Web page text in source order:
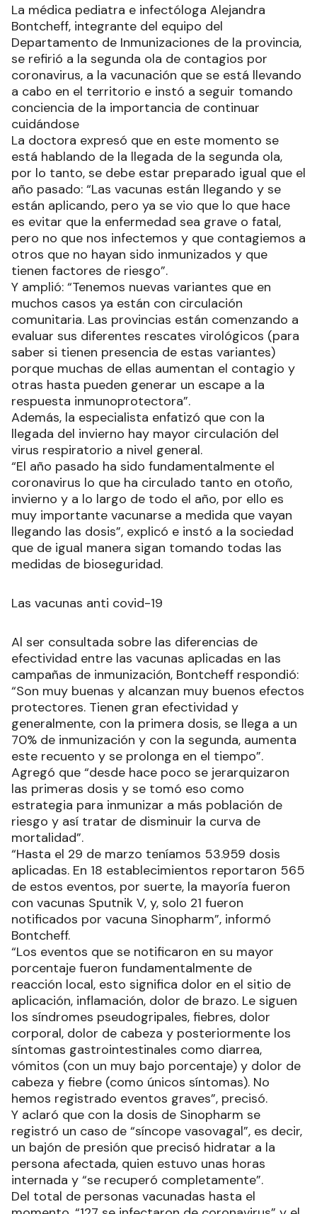
La médica pediatra e infectóloga Alejandra
Bontcheff, integrante del equipo del
Departamento de Inmunizaciones de la provincia,
se refirió a la segunda ola de contagios por
coronavirus, a la vacunación que se está llevando
a cabo en el territorio e instó a seguir tomando
conciencia de la importancia de continuar
cuidándose
La doctora expresó que en este momento se
está hablando de la llegada de la segunda ola,
por lo tanto, se debe estar preparado igual que el
año pasado: “Las vacunas están llegando y se
están aplicando, pero ya se vio que lo que hace
es evitar que la enfermedad sea grave o fatal,
pero no que nos infectemos y que contagiemos a
otros que no hayan sido inmunizados y que
tienen factores de riesgo”.
Y amplió: “Tenemos nuevas variantes que en
muchos casos ya están con circulación
comunitaria. Las provincias están comenzando a
evaluar sus diferentes rescates virológicos (para
saber si tienen presencia de estas variantes)
porque muchas de ellas aumentan el contagio y
otras hasta pueden generar un escape a la
respuesta inmunoprotectora”.
Además, la especialista enfatizó que con la
llegada del invierno hay mayor circulación del
virus respiratorio a nivel general.
“El año pasado ha sido fundamentalmente el
coronavirus lo que ha circulado tanto en otoño,
invierno y a lo largo de todo el año, por ello es
muy importante vacunarse a medida que vayan
llegando las dosis”, explicó e instó a la sociedad
que de igual manera sigan tomando todas las
medidas de bioseguridad.
Las vacunas anti covid-19
Al ser consultada sobre las diferencias de
efectividad entre las vacunas aplicadas en las
campañas de inmunización, Bontcheff respondió:
“Son muy buenas y alcanzan muy buenos efectos
protectores. Tienen gran efectividad y
generalmente, con la primera dosis, se llega a un
70% de inmunización y con la segunda, aumenta
este recuento y se prolonga en el tiempo”.
Agregó que “desde hace poco se jerarquizaron
las primeras dosis y se tomó eso como
estrategia para inmunizar a más población de
riesgo y así tratar de disminuir la curva de
mortalidad”.
“Hasta el 29 de marzo teníamos 53.959 dosis
aplicadas. En 18 establecimientos reportaron 565
de estos eventos, por suerte, la mayoría fueron
con vacunas Sputnik V, y, solo 21 fueron
notificados por vacuna Sinopharm”, informó
Bontcheff.
“Los eventos que se notificaron en su mayor
porcentaje fueron fundamentalmente de
reacción local, esto significa dolor en el sitio de
aplicación, inflamación, dolor de brazo. Le siguen
los síndromes pseudogripales, fiebres, dolor
corporal, dolor de cabeza y posteriormente los
síntomas gastrointestinales como diarrea,
vómitos (con un muy bajo porcentaje) y dolor de
cabeza y fiebre (como únicos síntomas). No
hemos registrado eventos graves”, precisó.
Y aclaró que con la dosis de Sinopharm se
registró un caso de “síncope vasovagal”, es decir,
un bajón de presión que precisó hidratar a la
persona afectada, quien estuvo unas horas
internada y “se recuperó completamente”.
Del total de personas vacunadas hasta el